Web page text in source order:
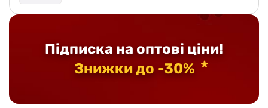
Підписка на оптові ціни!
Знижки до -30%